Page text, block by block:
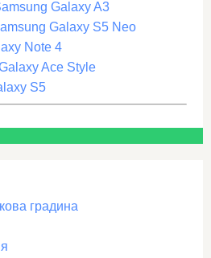
Galaxy A3
Galaxy S5 Neo
Note 4
Ace Style
S5
градина